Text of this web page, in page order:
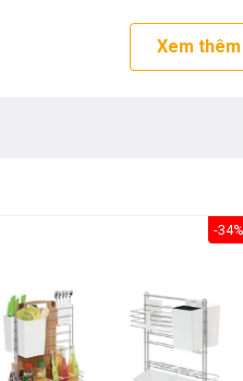
Nôị
Xem
-34%